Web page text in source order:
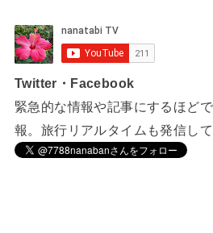
Twitter・Facebook
緊急的な情報や記事にするほど
報。旅行リアルタイムも発信して